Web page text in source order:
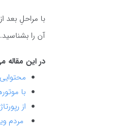
با مراحلِ بعد
آن را بشناسید.
در این مقاله
با
از
مردم